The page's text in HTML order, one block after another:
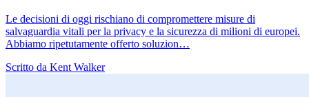
Le decisioni di oggi rischiano di compromettere misure di
salvaguardia vitali per la privacy e la sicurezza di milioni di europei.
Abbiamo ripetutamente offerto soluzion…
Scritto da Kent Walker